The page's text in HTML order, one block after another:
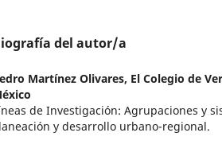
del autor/a
Martínez Olivares, El Colegio de
de Investigación: Agrupaciones y
y desarrollo urbano-regional.